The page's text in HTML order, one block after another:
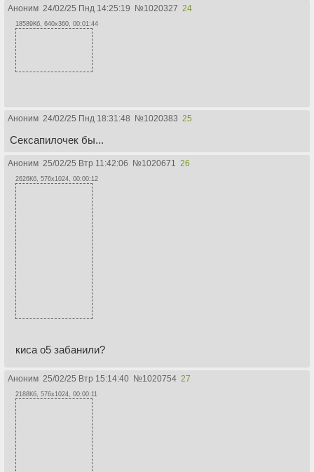
Аноним 24/02/25 Пнд 14:25:19 №1020327 24
18589Кб, 640x360, 00:01:44
Аноним 24/02/25 Пнд 18:31:48 №1020383 25
Сексапилочек бы...
Аноним 25/02/25 Втр 11:42:06 №1020671 26
2626Кб, 576x1024, 00:00:12
киса о5 забанили?
Аноним 25/02/25 Втр 15:14:40 №1020754 27
2188Кб, 576x1024, 00:00:11